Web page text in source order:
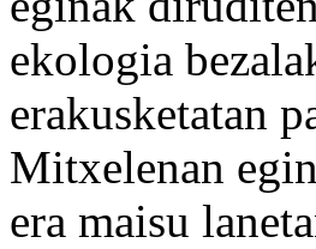
ekologia
erakusketatan
Mitxelenan
era maisu